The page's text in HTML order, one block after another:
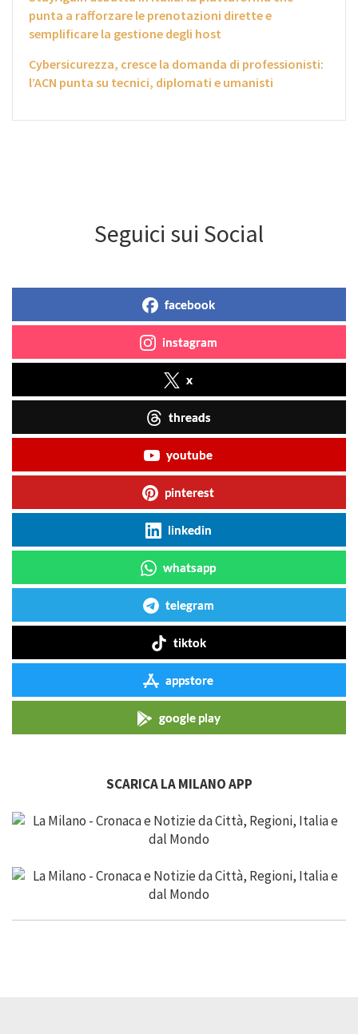
punta a rafforzare le prenotazioni dirette e
semplificare la gestione degli host
Cybersicurezza, cresce la domanda di professionisti:
l’ACN punta su tecnici, diplomati e umanisti
Seguici sui Social
facebook
instagram
x
threads
youtube
pinterest
linkedin
whatsapp
telegram
tiktok
appstore
google play
SCARICA LA MILANO APP